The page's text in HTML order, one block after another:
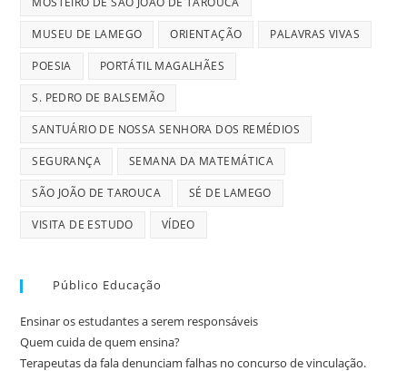
MUSEU DE LAMEGO ORIENTAÇÃO PALAVRAS VIVAS
POESIA PORTÁTIL MAGALHÃES
S. PEDRO DE BALSEMÃO
SANTUÁRIO DE NOSSA SENHORA DOS REMÉDIOS
SEGURANÇA SEMANA DA MATEMÁTICA
SÃO JOÃO DE TAROUCA SÉ DE LAMEGO
VISITA DE ESTUDO VÍDEO
Público Educação
Ensinar os estudantes a serem responsáveis
Quem cuida de quem ensina?
Terapeutas da fala denunciam falhas no concurso de vinculação.